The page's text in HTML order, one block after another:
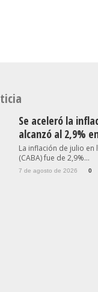
Se aceleró la
alcanzó al 2,9%
La inflación de julio en
(CABA) fue de 2,9%...
7 de agosto de 2026 0